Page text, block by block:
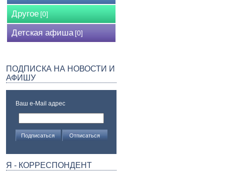
Другое [0]
Детская афиша [0]
ПОДПИСКА НА НОВОСТИ И
АФИШУ
Ваш e-Mail адрес
Я - КОРРЕСПОНДЕНТ